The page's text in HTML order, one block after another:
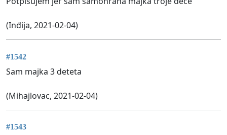
(Inđija, 2021-02-04)
#1542
Sam majka 3 deteta
(Mihajlovac, 2021-02-04)
#1543